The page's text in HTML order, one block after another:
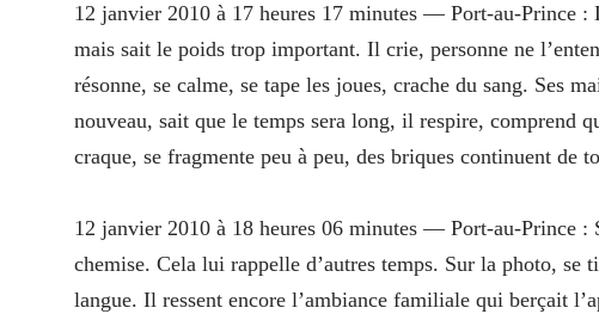
12 janvier 2010 à 17 heures 17 minutes — Port-au-Prince :
mais sait le poids trop important. Il crie, personne ne
résonne, se calme, se tape les joues, crache du sang. Ses
nouveau, sait que le temps sera long, il respire, comprend
craque, se fragmente peu à peu, des briques continuent de
12 janvier 2010 à 18 heures 06 minutes — Port-au-Prince :
chemise. Cela lui rappelle d’autres temps. Sur la photo,
langue. Il ressent encore l’ambiance familiale qui berçait